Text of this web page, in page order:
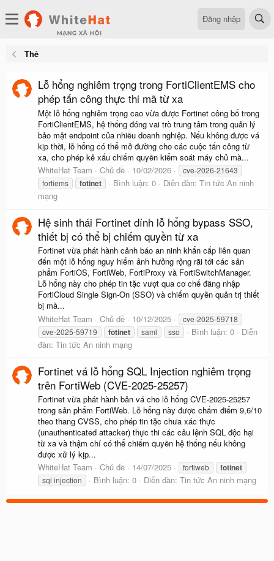
Đăng nhập
Thẻ
Lỗ hổng nghiêm trọng trong FortiClientEMS cho
phép tấn công thực thi mã từ xa
Một lỗ hổng nghiêm trọng cao vừa được Fortinet công bố trong
FortiClientEMS, hệ thống đóng vai trò trung tâm trong quản lý
bảo mật endpoint của nhiều doanh nghiệp. Nếu không được vá
kịp thời, lỗ hổng có thể mở đường cho các cuộc tấn công từ
xa, cho phép kẻ xấu chiếm quyền kiểm soát máy chủ mà...
WhiteHat Team
Chủ đề 10/02/2026
cve-2026-21643
fortiems
fotinet Bình luận: 0 Diễn đàn: Tin tức An ninh
mạng
Hệ sinh thái Fortinet dính lỗ hổng bypass SSO,
thiết bị có thể bị chiếm quyền từ xa
Fortinet vừa phát hành cảnh báo an ninh khẩn cấp liên quan
đến một lỗ hổng nguy hiểm ảnh hưởng rộng rãi tới các sản
phẩm FortiOS, FortiWeb, FortiProxy và FortiSwitchManager.
Lỗ hổng này cho phép tin tặc vượt qua cơ chế đăng nhập
FortiCloud Single Sign-On (SSO) và chiếm quyền quản trị thiết
bị mà...
WhiteHat Team
Chủ đề 10/12/2025
cve-2025-59718
cve-2025-59719
fotinet saml sso Bình luận: 0
Diễn
đàn: Tin tức An ninh mạng
Fortinet vá lỗ hổng SQL Injection nghiêm trọng
trên FortiWeb (CVE-2025-25257)
Fortinet vừa phát hành bản vá cho lỗ hổng CVE-2025-25257
trong sản phẩm FortiWeb. Lỗ hổng này được chấm điểm 9,6/10
theo thang CVSS, cho phép tin tặc chưa xác thực
(unauthenticated attacker) thực thi các câu lệnh SQL độc hại
từ xa và thậm chí có thể chiếm quyền hệ thống nếu không
được xử lý kịp...
WhiteHat Team
Chủ đề 14/07/2025 fortiweb fotinet
sql injection Bình luận: 0 Diễn đàn: Tin tức An ninh mạng